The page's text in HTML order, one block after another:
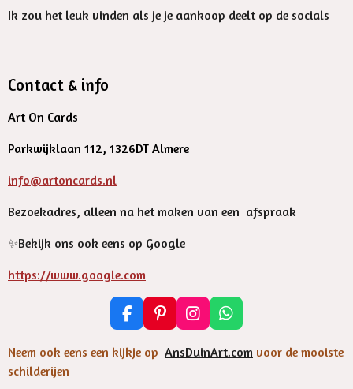
Ik zou het leuk vinden als je je aankoop deelt op de socials
Contact & info
Art On Cards
Parkwijklaan 112, 1326DT Almere
info@artoncards.nl
Bezoekadres, alleen na het maken van een afspraak
✨️Bekijk ons ook eens op Google
https://www.google.com
F
a
c
P
i
n
I
n
s
W
h
a
Neem ook eens een kijkje op AnsDuinArt.com voor de mooiste
schilderijen